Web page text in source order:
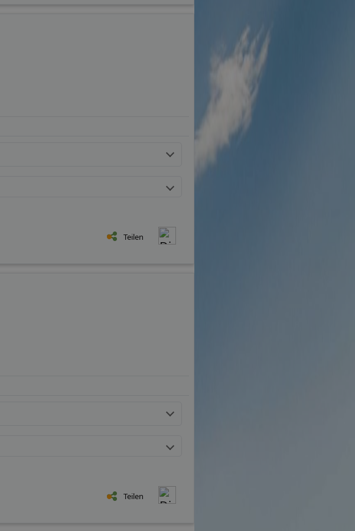
Teilen
Teilen